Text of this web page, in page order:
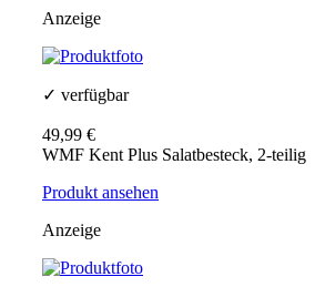
Anzeige
✓ verfügbar
49,99 €
WMF Kent Plus Salatbesteck, 2-teilig
Produkt ansehen
Anzeige